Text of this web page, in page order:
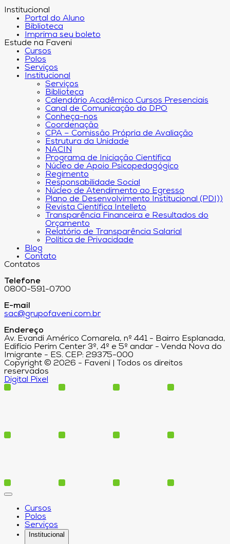
Institucional
Portal do Aluno
Biblioteca
Imprima seu boleto
Estude na Faveni
Cursos
Polos
Serviços
Institucional
Serviços
Biblioteca
Calendário Acadêmico Cursos Presenciais
Canal de Comunicação do DPO
Conheça-nos
Coordenação
CPA – Comissão Própria de Avaliação
Estrutura da Unidade
NACIN
Programa de Iniciação Científica
Núcleo de Apoio Psicopedagógico
Regimento
Responsabilidade Social
Núcleo de Atendimento ao Egresso
Plano de Desenvolvimento Institucional (PDI))
Revista Científica Intelleto
Transparência Financeira e Resultados do
Orçamento
Relatório de Transparência Salarial
Política de Privacidade
Blog
Contato
Contatos
Telefone
0800-591-0700
E-mail
sac@grupofaveni.com.br
Endereço
Av. Evandi Américo Comarela, nº 441 - Bairro Esplanada,
Edifício Perim Center 3º, 4º e 5º andar - Venda Nova do
Imigrante - ES. CEP: 29375-000
Copyright © 2026 - Faveni | Todos os direitos
reservados
Digital Pixel
Cursos
Polos
Serviços
Institucional